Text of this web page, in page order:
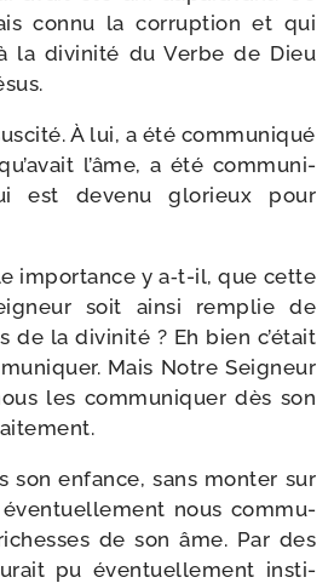
connu la cor­rup­tion et qui
la divi­ni­té du Verbe de Dieu
À lui, a été com­mu­ni­qué
l’âme, a été com­mu­ni­
est deve­nu glo­rieux pour
impor­tance y a‑t-​il, que cette
soit ain­si rem­plie de
de la divi­ni­té ? Eh bien c’était
Mais Notre Seigneur
les com­mu­ni­quer dès son
son enfance, sans mon­ter sur
nous com­mu­
de son âme. Par des
pu éven­tuel­le­ment ins­ti­